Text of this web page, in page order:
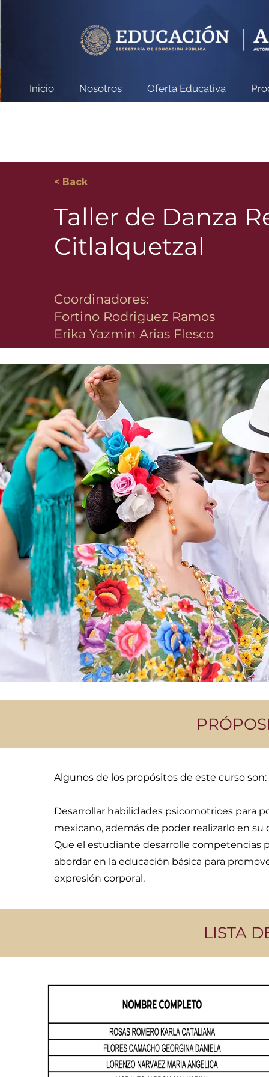
Inicio Nosotros Oferta Educativa
< Back
Taller de Danza
Citlalquetzal
Coordinadores:
Fortino Rodriguez Ramos
Erika Yazmin Arias Flesco
Algunos de los propósitos de este curso son:
Desarrollar habilidades psicomotrices para
mexicano, además de poder realizarlo en
Que el estudiante desarrolle competencias
abordar en la educación básica para
expresión corporal.
LISTA